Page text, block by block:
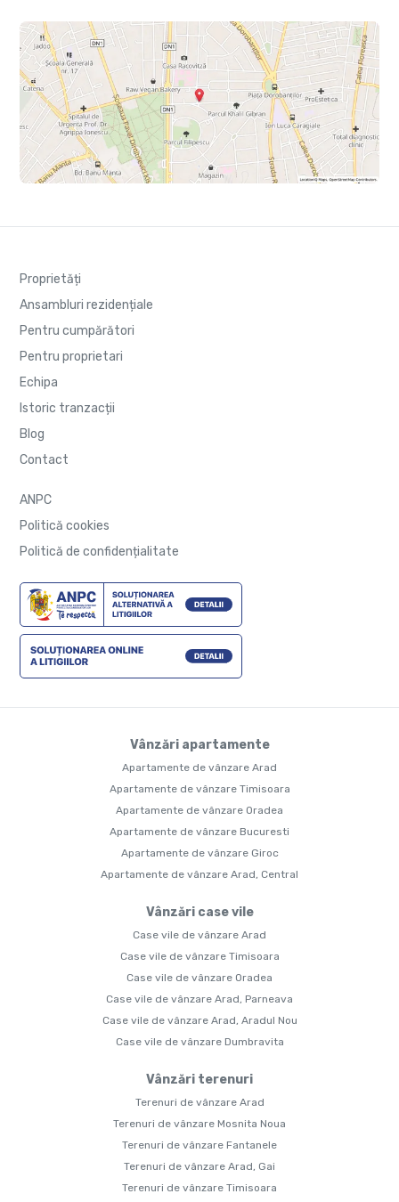
Proprietăți
Ansambluri rezidențiale
Pentru cumpărători
Pentru proprietari
Echipa
Istoric tranzacții
Blog
Contact
ANPC
Politică cookies
Politică de confidențialitate
Vânzări apartamente
Apartamente de vânzare Arad
Apartamente de vânzare Timisoara
Apartamente de vânzare Oradea
Apartamente de vânzare Bucuresti
Apartamente de vânzare Giroc
Apartamente de vânzare Arad, Central
Vânzări case vile
Case vile de vânzare Arad
Case vile de vânzare Timisoara
Case vile de vânzare Oradea
Case vile de vânzare Arad, Parneava
Case vile de vânzare Arad, Aradul Nou
Case vile de vânzare Dumbravita
Vânzări terenuri
Terenuri de vânzare Arad
Terenuri de vânzare Mosnita Noua
Terenuri de vânzare Fantanele
Terenuri de vânzare Arad, Gai
Terenuri de vânzare Timisoara